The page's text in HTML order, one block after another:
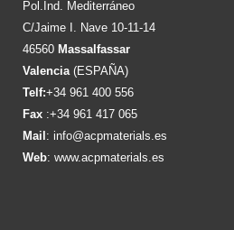
Pol.Ind. Mediterráneo
C/Jaime I. Nave 10-11-14
46560 Massalfassar
Valencia (ESPAÑA)
Telf:+34 961 400 556
Fax :+34 961 417 065
Mail: info@acpmaterials.es
Web: www.acpmaterials.es